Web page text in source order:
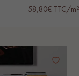
58,80€ TTC/m²